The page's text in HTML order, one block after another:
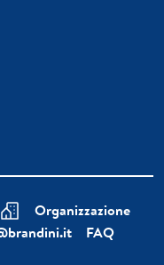
Organizzazione
FAQ